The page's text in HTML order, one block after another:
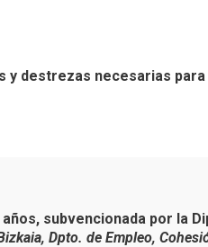
destrezas necesarias
subvencionada por la
Dpto. de Empleo,